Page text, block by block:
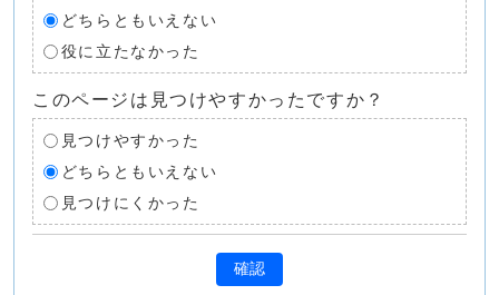
どちらともいえない
役に立たなかった
このページは見つけやすかったですか？
見つけやすかった
どちらともいえない
見つけにくかった
確認